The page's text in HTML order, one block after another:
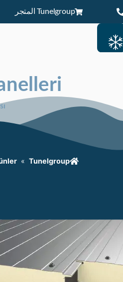
Tunelgroup المتجر
Tunelgroup
»